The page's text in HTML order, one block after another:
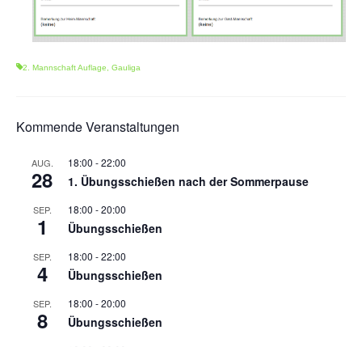
Mitglied werden
2. Mannschaft Auflage, Gauliga
Kommende Veranstaltungen
AUG.
28
18:00 -22:00
1. Übungsschießen nach der Sommerpause
SEP.
1
18:00 -20:00
Übungsschießen
SEP.
4
18:00 -22:00
Übungsschießen
SEP.
8
18:00 -20:00
Übungsschießen